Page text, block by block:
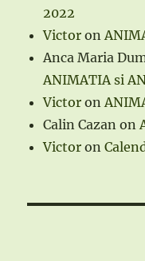
2022
Victor on
Anca Maria
ANIMATIA si
Victor on
Calin Cazan on
Victor on